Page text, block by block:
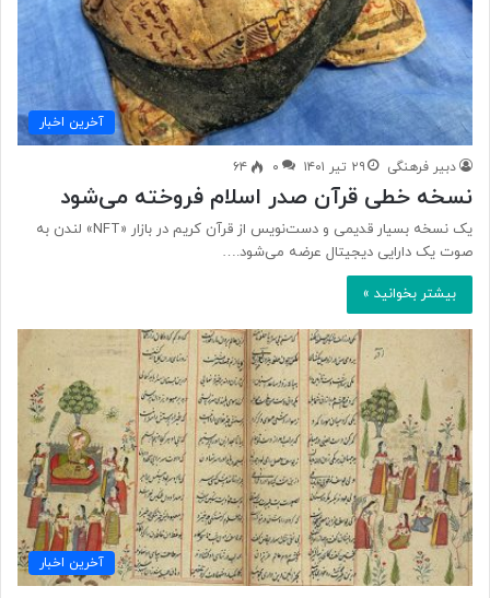
آخرین اخبار
دبیر فرهنگی ۲۹ تیر ۱۴۰۱ ۰ ۶۴
نسخه خطی قرآن صدر اسلام فروخته می‌شود
یک نسخه بسیار قدیمی و دست‌نویس از قرآن کریم در بازار «NFT» لندن به
صوت یک دارایی دیجیتال عرضه می‌شود.…
بیشتر بخوانید »
آخرین اخبار